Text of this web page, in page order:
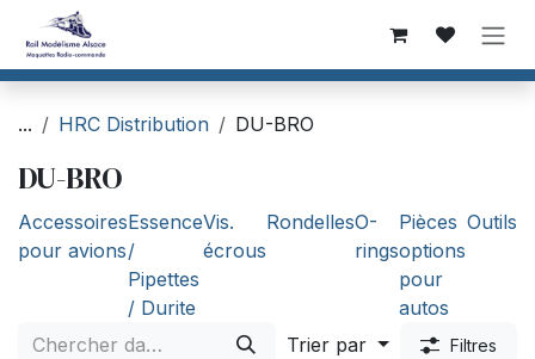
Se rendre au contenu
... HRC Distribution DU-BRO
DU-BRO
Accessoires
pour avions
Essence
/
Pipettes
/ Durite
Vis.
écrous
RondellesO-
rings
Pièces
options
pour
autos
Outils
Trier par Filtres